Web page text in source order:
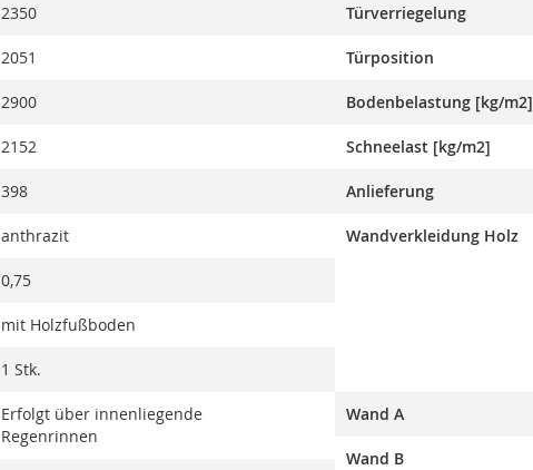
2350
2051
2900
2152
398
anthrazit
0,75
mit Holzfußboden
1 Stk.
Erfolgt über innenliegende
Regenrinnen
Türverriegelung
Türposition
Bodenbelastung [kg/m2]
Schneelast [kg/m2]
Anlieferung
Wandverkleidung Holz
Wand A
Wand B